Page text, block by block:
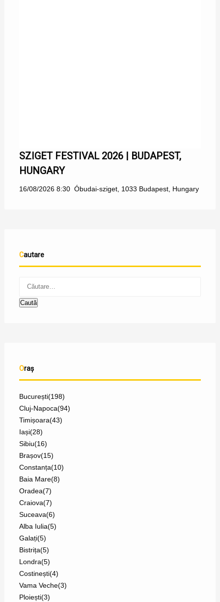
SZIGET FESTIVAL 2026 | BUDAPEST,
HUNGARY
16/08/2026 8:30 Óbudai-sziget, 1033 Budapest, Hungary
Cautare
Oraș
București(198)
Cluj-Napoca(94)
Timișoara(43)
Iași(28)
Sibiu(16)
Brașov(15)
Constanța(10)
Baia Mare(8)
Oradea(7)
Craiova(7)
Suceava(6)
Alba Iulia(5)
Galați(5)
Bistrița(5)
Londra(5)
Costinești(4)
Vama Veche(3)
Ploiești(3)